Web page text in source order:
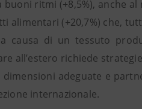
ritmi (+8,5%), anche
alimentari (+20,7%) che,
causa di un tessuto
all’estero richiede
adeguate e
internazionale.